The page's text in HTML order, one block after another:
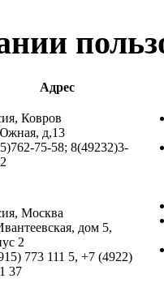
Адрес
Ковров
д,13
75-58; 8(49232)3-
Москва
дом 5,
2
773 111 5, +7 (4922)
37